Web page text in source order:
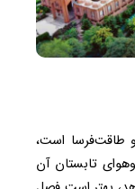
و طاقت‌فرسا است،
تابستان آن